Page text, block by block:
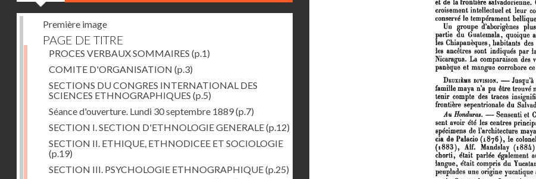
Première image
PAGE DE TITRE
PROCES VERBAUX SOMMAIRES (p.1)
COMITE D'ORGANISATION (p.3)
SECTIONS DU CONGRES INTERNATIONAL DES
SCIENCES ETHNOGRAPHIQUES (p.5)
Séance d'ouverture. Lundi 30 septembre 1889(p.7)
SECTION I. SECTION D'ETHNOLOGIE GENERALE(p.12)
SECTION II. ETHIQUE, ETHNODICEE ET SOCIOLOGIE
(p.19)
SECTION III. PSYCHOLOGIE ETHNOGRAPHIQUE(p.25)